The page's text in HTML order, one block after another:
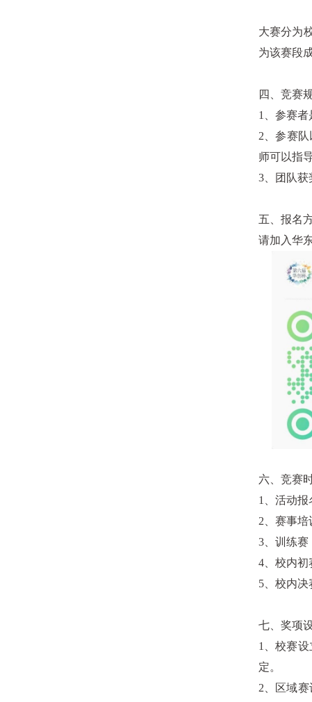
大赛分为
为该赛段
四、竞赛
1
、参赛
2 、参赛
师可以指
3 、团队
五、报名
请加入华
六、竞赛
1、活动报
2、赛事培
3、训练赛
4、校内初
5、校内决
七、奖项
1、校赛
定。
2、区域